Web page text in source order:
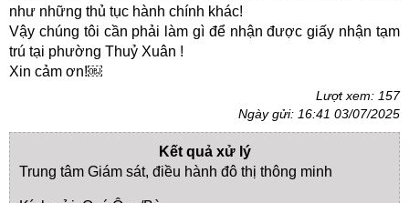
như những thủ tục hành chính khác!
Vậy chúng tôi cần phải làm gì để nhận được giấy nhận tạm
trú tại phường Thuỷ Xuân !
Xin cảm ơn!￼
Lượt xem: 157
Ngày gửi: 16:41 03/07/2025
Kết quả xử lý
Trung tâm Giám sát, điều hành đô thị thông minh